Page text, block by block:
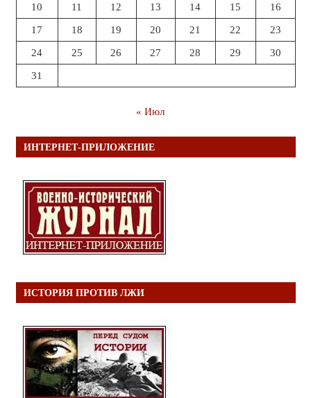
10 11 12 13 14 15 16
17 18 19 20 21 22 23
24 25 26 27 28 29 30
31
« Июл
ИНТЕРНЕТ-ПРИЛОЖЕНИЕ
ИСТОРИЯ ПРОТИВ ЛЖИ